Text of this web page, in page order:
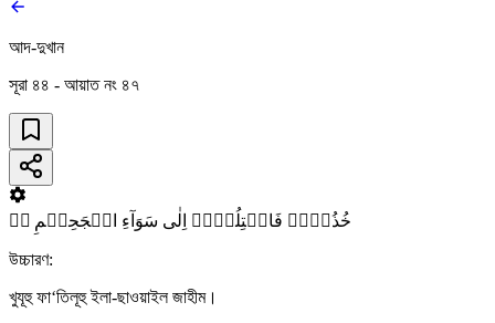
আদ-দুখান
সূরা ৪৪ - আয়াত নং ৪৭
خُذُوۡہُ فَاعۡتِلُوۡہُ اِلٰی سَوَآءِ الۡجَحِیۡمِ ٭ۖ
উচ্চারণ:
খুযূহু ফা‘তিলূহু ইলা-ছাওয়াইল জাহীম।